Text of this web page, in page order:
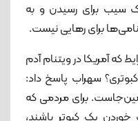
سیب برای رسیدن و به
برای رهایی نیست.
که آمریکا در ویتنام آدم
سهراب پاسخ داد:
برای مردمی که
خوردن یک کبوتر باشند،